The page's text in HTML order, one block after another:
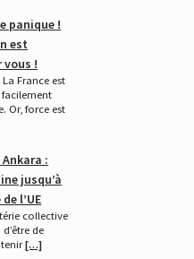
panique !
est
!
France est
facilement
Or, force est
:
jusqu’à
l’UE
collective
de
[…]